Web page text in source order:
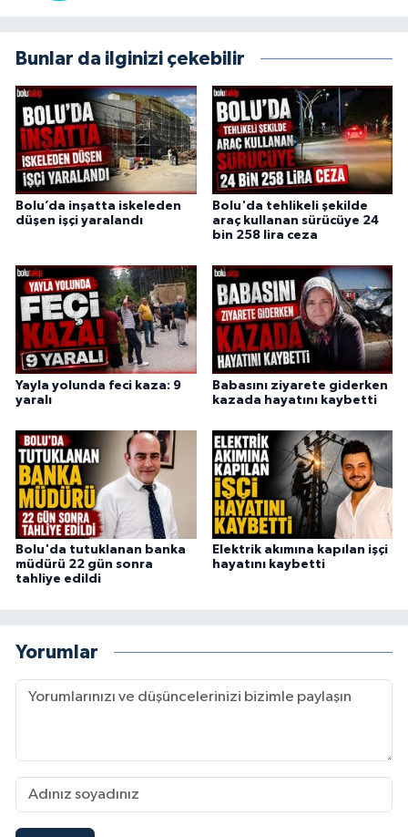
Bunlar da ilginizi çekebilir
Bolu’da inşatta iskeleden
düşen işçi yaralandı
Bolu'da tehlikeli şekilde
araç kullanan sürücüye 24
bin 258 lira ceza
Yayla yolunda feci kaza: 9
yaralı
Babasını ziyarete giderken
kazada hayatını kaybetti
Bolu'da tutuklanan banka
müdürü 22 gün sonra
tahliye edildi
Elektrik akımına kapılan işçi
hayatını kaybetti
Yorumlar